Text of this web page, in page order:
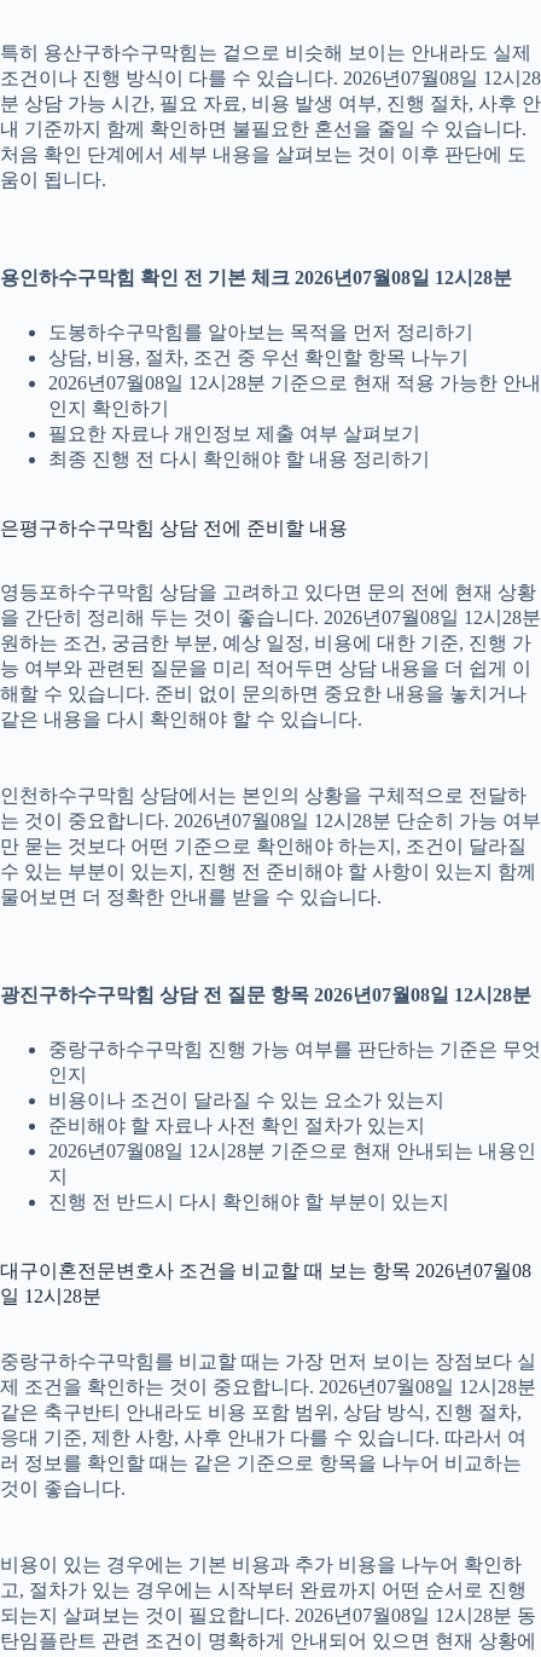
특히 용산구하수구막힘는 겉으로 비슷해 보이는 안내라도 실제
조건이나 진행 방식이 다를 수 있습니다. 2026년07월08일 12시28
분 상담 가능 시간, 필요 자료, 비용 발생 여부, 진행 절차, 사후 안
내 기준까지 함께 확인하면 불필요한 혼선을 줄일 수 있습니다.
처음 확인 단계에서 세부 내용을 살펴보는 것이 이후 판단에 도
움이 됩니다.
용인하수구막힘 확인 전 기본 체크 2026년07월08일 12시28분
도봉하수구막힘를 알아보는 목적을 먼저 정리하기
상담, 비용, 절차, 조건 중 우선 확인할 항목 나누기
2026년07월08일 12시28분 기준으로 현재 적용 가능한 안내
인지 확인하기
필요한 자료나 개인정보 제출 여부 살펴보기
최종 진행 전 다시 확인해야 할 내용 정리하기
은평구하수구막힘 상담 전에 준비할 내용
영등포하수구막힘 상담을 고려하고 있다면 문의 전에 현재 상황
을 간단히 정리해 두는 것이 좋습니다. 2026년07월08일 12시28분
원하는 조건, 궁금한 부분, 예상 일정, 비용에 대한 기준, 진행 가
능 여부와 관련된 질문을 미리 적어두면 상담 내용을 더 쉽게 이
해할 수 있습니다. 준비 없이 문의하면 중요한 내용을 놓치거나
같은 내용을 다시 확인해야 할 수 있습니다.
인천하수구막힘 상담에서는 본인의 상황을 구체적으로 전달하
는 것이 중요합니다. 2026년07월08일 12시28분 단순히 가능 여부
만 묻는 것보다 어떤 기준으로 확인해야 하는지, 조건이 달라질
수 있는 부분이 있는지, 진행 전 준비해야 할 사항이 있는지 함께
물어보면 더 정확한 안내를 받을 수 있습니다.
광진구하수구막힘 상담 전 질문 항목 2026년07월08일 12시28분
중랑구하수구막힘 진행 가능 여부를 판단하는 기준은 무엇
인지
비용이나 조건이 달라질 수 있는 요소가 있는지
준비해야 할 자료나 사전 확인 절차가 있는지
2026년07월08일 12시28분 기준으로 현재 안내되는 내용인
지
진행 전 반드시 다시 확인해야 할 부분이 있는지
대구이혼전문변호사 조건을 비교할 때 보는 항목 2026년07월08
일 12시28분
중랑구하수구막힘를 비교할 때는 가장 먼저 보이는 장점보다 실
제 조건을 확인하는 것이 중요합니다. 2026년07월08일 12시28분
같은 축구반티 안내라도 비용 포함 범위, 상담 방식, 진행 절차,
응대 기준, 제한 사항, 사후 안내가 다를 수 있습니다. 따라서 여
러 정보를 확인할 때는 같은 기준으로 항목을 나누어 비교하는
것이 좋습니다.
비용이 있는 경우에는 기본 비용과 추가 비용을 나누어 확인하
고, 절차가 있는 경우에는 시작부터 완료까지 어떤 순서로 진행
되는지 살펴보는 것이 필요합니다. 2026년07월08일 12시28분 동
탄임플란트 관련 조건이 명확하게 안내되어 있으면 현재 상황에